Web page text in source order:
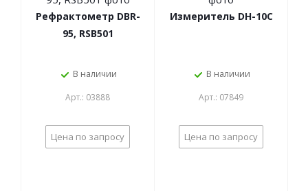
Рефрактометр DBR-
95, RSB501
В наличии
Арт.: 03888
Цена по запросу
Измеритель DH-10C
В наличии
Арт.: 07849
Цена по запросу